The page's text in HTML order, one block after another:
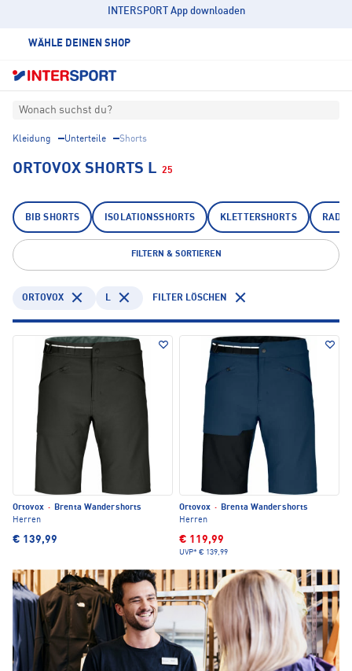
INTERSPORT App downloaden
WÄHLE DEINEN SHOP
Wonach suchst du?
Kleidung Unterteile Shorts
ORTOVOX SHORTS L 25
BIB SHORTS ISOLATIONSSHORTS KLETTERSHORTS
FILTERN & SORTIEREN
ORTOVOX L FILTER LÖSCHEN
Ortovox ·
Brenta Wandershorts
Herren
€ 139,99
Ortovox ·
Brenta Wandershorts
Herren
€ 119,99
UVP* € 139,99